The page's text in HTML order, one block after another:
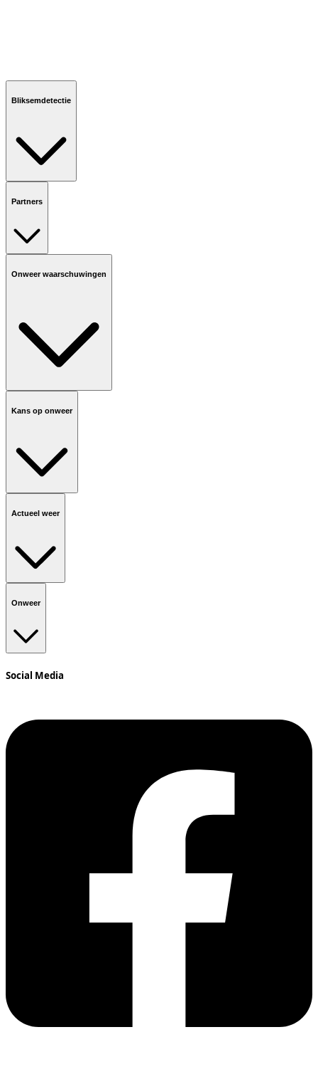
Bliksemdetectie
Partners
Onweer waarschuwingen
Kans op onweer
Actueel weer
Onweer
Social Media